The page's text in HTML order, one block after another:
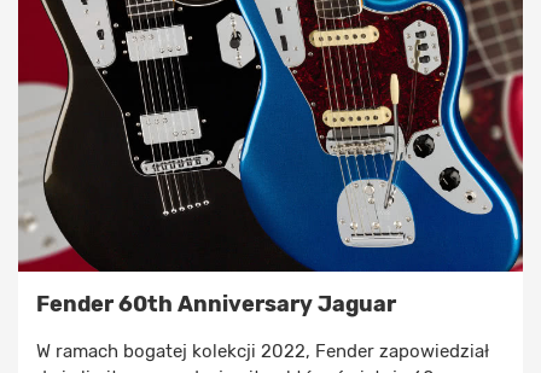
Fender 60th Anniversary Jaguar
W ramach bogatej kolekcji 2022, Fender zapowiedział